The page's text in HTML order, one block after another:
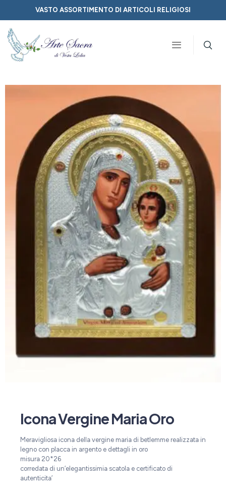
VASTO ASSORTIMENTO DI ARTICOLI RELIGIOSI
Icona Vergine Maria Oro
Meravigliosa icona della vergine maria di betlemme realizzata in
legno con placca in argento e dettagli in oro
misura 20*26
corredata di un’elegantissimia scatola e certificato di
autenticita’